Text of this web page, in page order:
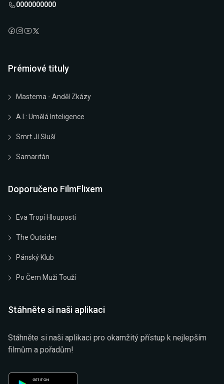
0000000000
Prémiové tituly
Mastema - Anděl Zkázy
A.I.: Umělá Inteligence
Smrt Jí Sluší
Samaritán
Doporučeno FilmFlixem
Eva Tropí Hlouposti
The Outsider
Pánský Klub
Po Čem Muži Touží
Stáhněte si naši aplikaci
Stáhněte si naši aplikaci pro okamžitý přístup k nejlepším
filmům a pořadům!